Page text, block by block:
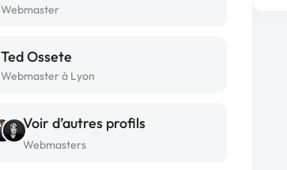
Webmaster
Ted Ossete
Webmaster à Lyon
Voir d’autres profils
Webmasters